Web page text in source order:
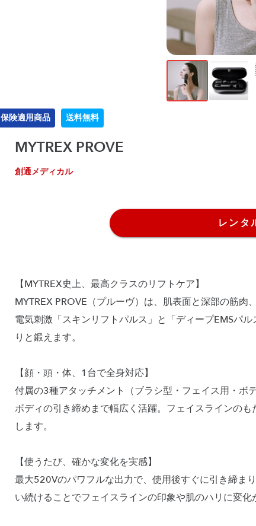
保険適用商品 送料無料
MYTREX PROVE
創通メディカル
レンタ
【MYTREX史上、最高クラスのリフトケア】
MYTREX PROVE（プルーヴ）は、肌表面と深部の筋
電気刺激「スキンリフトパルス」と「ディープEMSパ
りと鍛えます。
【顔・頭・体、1台で全身対応】
付属の3種アタッチメント（ブラシ型・フェイス用・ボ
ボディの引き締めまで幅広く活躍。フェイスラインの
します。
【使うたび、確かな変化を実感】
最大520Vのパワフルな出力で、使用後すぐに引き締ま
い続けることでフェイスラインの印象や肌のハリに変化